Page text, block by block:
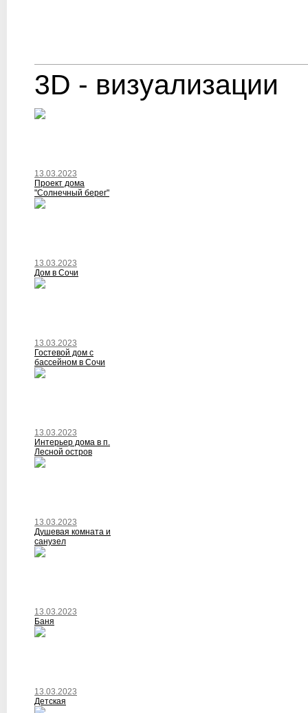
3D - визуализации
13.03.2023
Проект дома
"Солнечный берег"
13.03.2023
Дом в Сочи
13.03.2023
Гостевой дом с
бассейном в Сочи
13.03.2023
Интерьер дома в п.
Лесной остров
13.03.2023
Душевая комната и
санузел
13.03.2023
Баня
13.03.2023
Детская